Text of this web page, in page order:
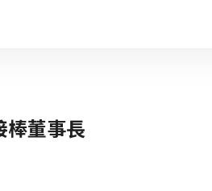
棒董事長